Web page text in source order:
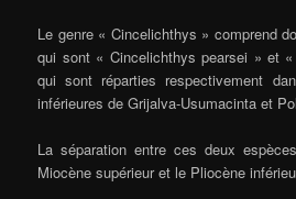
Le genre « Cincelichthys » comprend
qui sont « Cincelichthys pearsei » et
qui sont réparties respectivement
inférieures de Grijalva-Usumacinta et
La séparation entre ces deux
Miocène supérieur et le Pliocène